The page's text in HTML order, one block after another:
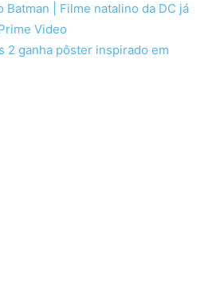
Batman | Filme natalino da DC já
Video
2 ganha pôster inspirado em